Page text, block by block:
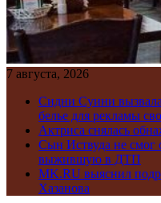
7 августа, 2026
Сидни Суини
белье для рекламы
Актриса снялась
Сын Иствуда не смог
выжившую в ДТП
MK.RU выяснил
Хазанова